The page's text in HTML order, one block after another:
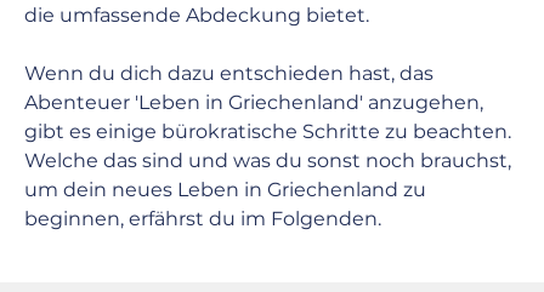
die umfassende Abdeckung bietet.
Wenn du dich dazu entschieden hast, das
Abenteuer 'Leben in Griechenland' anzugehen,
gibt es einige bürokratische Schritte zu beachten.
Welche das sind und was du sonst noch brauchst,
um dein neues Leben in Griechenland zu
beginnen, erfährst du im Folgenden.